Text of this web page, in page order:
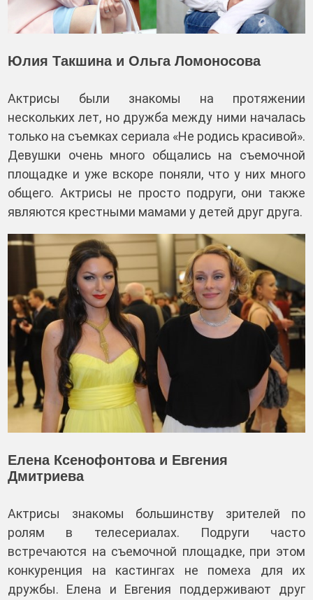
Юлия Такшина и Ольга Ломоносова
Актрисы были знакомы на протяжении
нескольких лет, но дружба между ними началась
только на съемках сериала «Не родись красивой».
Девушки очень много общались на съемочной
площадке и уже вскоре поняли, что у них много
общего. Актрисы не просто подруги, они также
являются крестными мамами у детей друг друга.
Елена Ксенофонтова и Евгения
Дмитриева
Актрисы знакомы большинству зрителей по
ролям в телесериалах. Подруги часто
встречаются на съемочной площадке, при этом
конкуренция на кастингах не помеха для их
дружбы. Елена и Евгения поддерживают друг